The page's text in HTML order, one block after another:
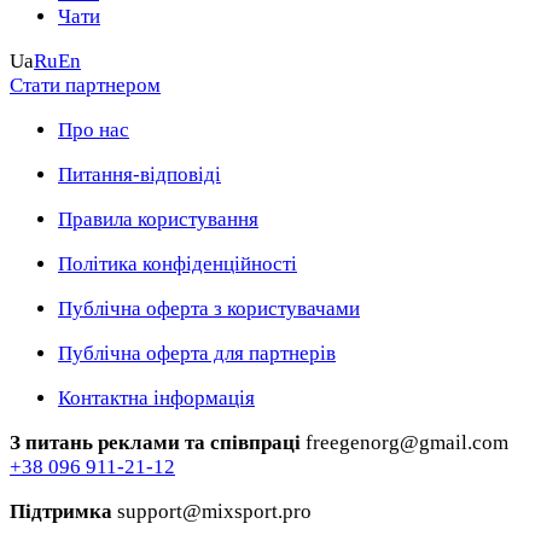
Чати
UaRuEn
Стати партнером
Про нас
Питання-відповіді
Правила користування
Політика конфіденційності
Публічна оферта з користувачами
Публічна оферта для партнерів
Контактна інформація
З питань реклами та співпраці freegenorg@gmail.com
+38 096 911-21-12
Підтримка support@mixsport.pro